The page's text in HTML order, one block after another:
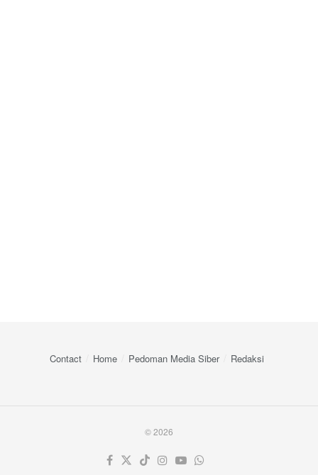
Contact Home Pedoman Media Siber Redaksi
© 2026